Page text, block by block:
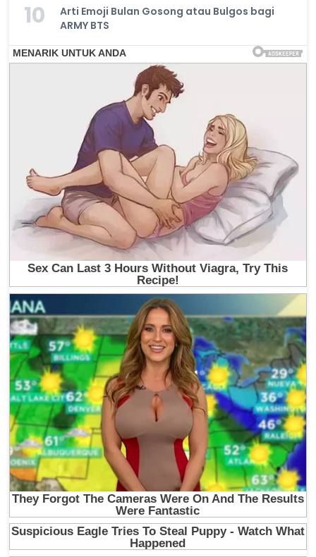
10
Arti Emoji Bulan Gosong atau Bulgos bagi
ARMY BTS